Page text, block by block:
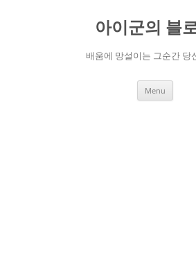
아이군의 블
배움에 망설이는 그순간 당
Menu